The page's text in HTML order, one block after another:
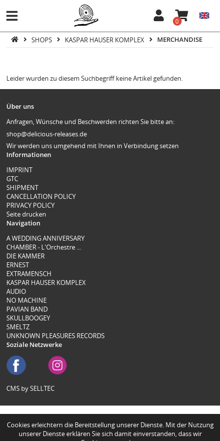
0
SHOPS KASPAR HAUSER KOMPLEX MERCHANDISE
Leider wurden zu diesem Suchbegriff keine Artikel gefunden.
Über uns
Anfragen, Wünsche und Beschwerden richten Sie bitte an:
shop@delicious-releases.de
Wir werden uns umgehend mit Ihnen in Verbindung setzen
Informationen
IMPRINT
GTC
SHIPMENT
CANCELLATION POLICY
PRIVACY POLICY
Seite drucken
Navigation
A WEDDING ANNIVERSARY
CHAMBER - L'Orchestre ...
DIE KAMMER
ERNEST
EXTRAMENSCH
KASPAR HAUSER KOMPLEX
AUDIO
NO MACHINE
PAVIAN BAND
SKULLBOOGEY
SMELTZ
UNKNOWN PLEASURES RECORDS
Soziale Netzwerke
CMS by SELLTEC
Cookies erleichtern die Bereitstellung unserer Dienste. Mit der Nutzung
unserer Dienste erklären Sie sich damit einverstanden, dass wir